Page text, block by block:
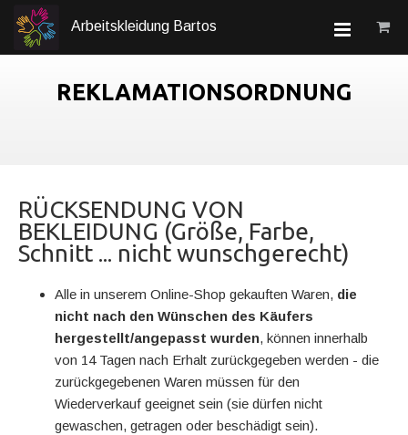
Arbeitskleidung Bartos
REKLAMATIONSORDNUNG
RÜCKSENDUNG VON
BEKLEIDUNG (Größe, Farbe,
Schnitt ... nicht wunschgerecht)
Alle in unserem Online-Shop gekauften Waren, die
nicht nach den Wünschen des Käufers
hergestellt/angepasst wurden, können innerhalb
von 14 Tagen nach Erhalt zurückgegeben werden - die
zurückgegebenen Waren müssen für den
Wiederverkauf geeignet sein (sie dürfen nicht
gewaschen, getragen oder beschädigt sein).